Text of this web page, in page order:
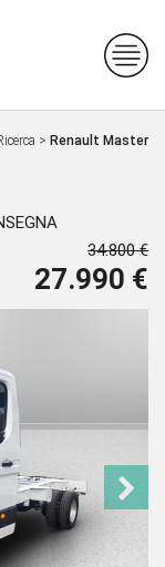
> Renault Master
34.800 €
27.990 €